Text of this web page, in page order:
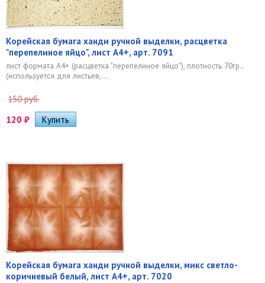
Корейская бумага ханди ручной выделки, расцветка
"перепелиное яйцо", лист А4+, арт. 7091
лист формата А4+ (расцветка "перепелиное яйцо"), плотность 70гр.,
(используется для листьев,...
150 руб.
120 ₽
Корейская бумага ханди ручной выделки, микс светло-
коричневый белый, лист А4+, арт. 7020